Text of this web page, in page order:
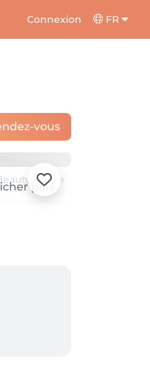
Connexion FR
vous
plus